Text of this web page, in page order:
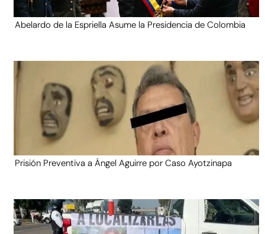
Abelardo de la Espriella Asume la Presidencia de Colombia
Prisión Preventiva a Ángel Aguirre por Caso Ayotzinapa